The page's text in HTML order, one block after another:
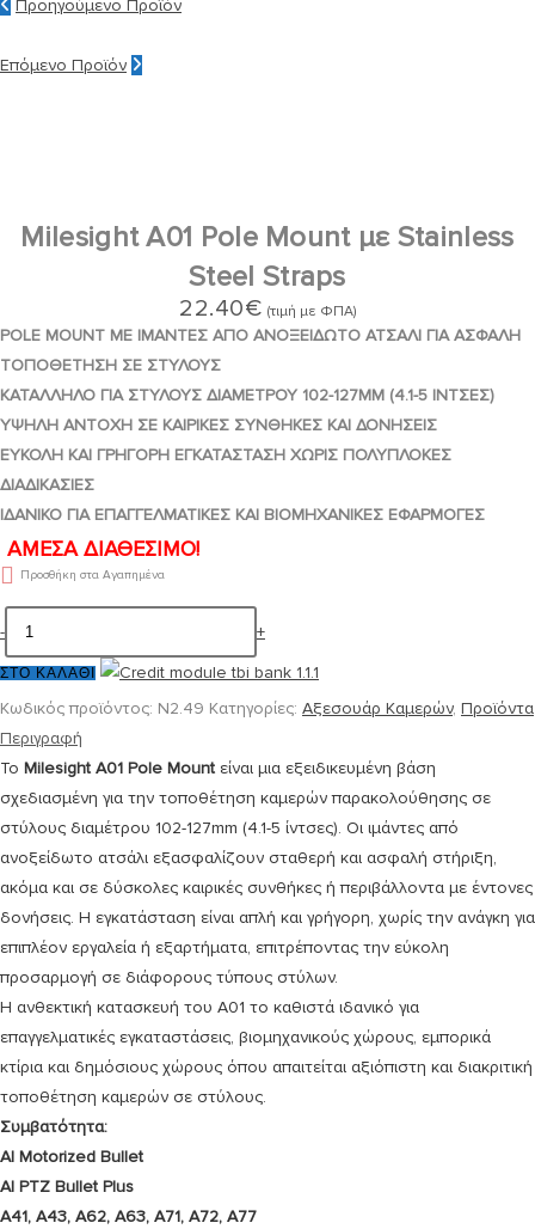
Προηγούμενο Προϊόν
Επόμενο Προϊόν
Milesight A01 Pole Mount με Stainless
Steel Straps
22.40€ (τιμή με ΦΠΑ)
POLE MOUNT ΜΕ ΙΜΑΝΤΕΣ ΑΠΟ ΑΝΟΞΕΙΔΩΤΟ ΑΤΣΑΛΙ ΓΙΑ ΑΣΦΑΛΗ
ΤΟΠΟΘΕΤΗΣΗ ΣΕ ΣΤΥΛΟΥΣ
ΚΑΤΑΛΛΗΛΟ ΓΙΑ ΣΤΥΛΟΥΣ ΔΙΑΜΕΤΡΟΥ 102-127MM (4.1-5 ΙΝΤΣΕΣ)
ΥΨΗΛΗ ΑΝΤΟΧΗ ΣΕ ΚΑΙΡΙΚΕΣ ΣΥΝΘΗΚΕΣ ΚΑΙ ΔΟΝΗΣΕΙΣ
ΕΥΚΟΛΗ ΚΑΙ ΓΡΗΓΟΡΗ ΕΓΚΑΤΑΣΤΑΣΗ ΧΩΡΙΣ ΠΟΛΥΠΛΟΚΕΣ
ΔΙΑΔΙΚΑΣΙΕΣ
ΙΔΑΝΙΚΟ ΓΙΑ ΕΠΑΓΓΕΛΜΑΤΙΚΕΣ ΚΑΙ ΒΙΟΜΗΧΑΝΙΚΕΣ ΕΦΑΡΜΟΓΕΣ
ΑΜΕΣΑ ΔΙΑΘΕΣΙΜΟ!
Προσθήκη στα Αγαπημένα
- +
ΣΤΟ ΚΑΛΆΘΙ
Κωδικός προϊόντος: N2.49 Κατηγορίες: Αξεσουάρ Καμερών, Προϊόντα
Περιγραφή
Το Milesight A01 Pole Mount είναι μια εξειδικευμένη βάση
σχεδιασμένη για την τοποθέτηση καμερών παρακολούθησης σε
στύλους διαμέτρου 102-127mm (4.1-5 ίντσες). Οι ιμάντες από
ανοξείδωτο ατσάλι εξασφαλίζουν σταθερή και ασφαλή στήριξη,
ακόμα και σε δύσκολες καιρικές συνθήκες ή περιβάλλοντα με έντονες
δονήσεις. Η εγκατάσταση είναι απλή και γρήγορη, χωρίς την ανάγκη για
επιπλέον εργαλεία ή εξαρτήματα, επιτρέποντας την εύκολη
προσαρμογή σε διάφορους τύπους στύλων.
Η ανθεκτική κατασκευή του A01 το καθιστά ιδανικό για
επαγγελματικές εγκαταστάσεις, βιομηχανικούς χώρους, εμπορικά
κτίρια και δημόσιους χώρους όπου απαιτείται αξιόπιστη και διακριτική
τοποθέτηση καμερών σε στύλους.
Συμβατότητα:
AI Motorized Bullet
AI PTZ Bullet Plus
A41, A43, A62, A63, A71, A72, A77